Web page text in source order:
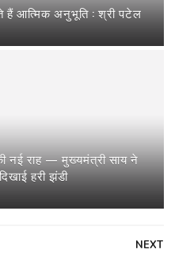
हैं आत्मिक अनुभूति : श्री पटेल
नई राह — मुख्यमंत्री साय ने
हरी झंडी
NEXT